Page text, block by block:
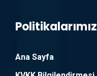
Politikalarımız
Ana Sayfa